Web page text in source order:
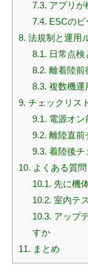
7.3. アプリが
7.4. ESCのビ
8. 法規制と運用
8.1. 日常点検
8.2. 離着陸前
8.3. 複数機運
9. チェックリス
9.1. 電源オン
9.2. 離陸直前
9.3. 着陸後チ
10. よくある質問
10.1. 先に機
10.2. 室内テ
10.3. アップ
すか
11. まとめ